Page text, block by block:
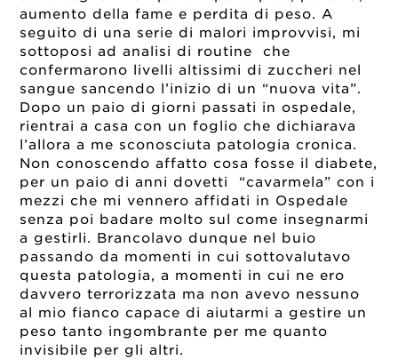
aumento della fame e perdita di peso. A
seguito di una serie di malori improvvisi, mi
sottoposi ad analisi di routine che
confermarono livelli altissimi di zuccheri nel
sangue sancendo l’inizio di un “nuova vita”.
Dopo un paio di giorni passati in ospedale,
rientrai a casa con un foglio che dichiarava
l’allora a me sconosciuta patologia cronica.
Non conoscendo affatto cosa fosse il diabete,
per un paio di anni dovetti “cavarmela” con i
mezzi che mi vennero affidati in Ospedale
senza poi badare molto sul come insegnarmi
a gestirli. Brancolavo dunque nel buio
passando da momenti in cui sottovalutavo
questa patologia, a momenti in cui ne ero
davvero terrorizzata ma non avevo nessuno
al mio fianco capace di aiutarmi a gestire un
peso tanto ingombrante per me quanto
invisibile per gli altri.